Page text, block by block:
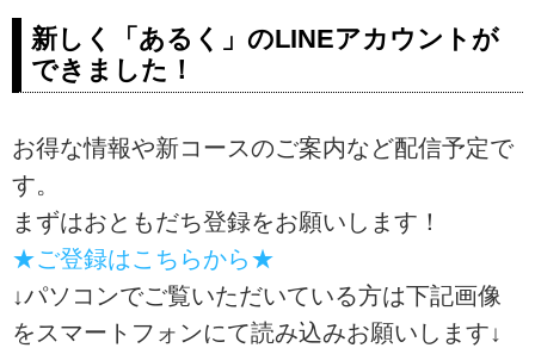
れる「息づかい」を人生の豊かさ
しません。
は、言葉を失うほどの星空。都会
ンバスにまぶした光の粒”が、頭上
描...https://clublog.club-
t.com/_ct/17804330
大な絶景や、多彩な高山植物との
出会いといった魅力を解説。初心
も分かりやすく比較しています。
アメリカ西部の絶景を歩いてめぐ
る人気コース、〈登山入門〉『ア
ング11日間』の魅力をまとめまし
た。多彩な国立公園を“歩いて”味わ
ご紹介します。
新しく「あるく」のLINEアカウントが
できました！
お得な情報や新コースのご案内など配信予定で
す。
まずはおともだち登録をお願いします！
★ご登録はこちらから★
↓パソコンでご覧いただいている方は下記画像
をスマートフォンにて読み込みお願いします↓